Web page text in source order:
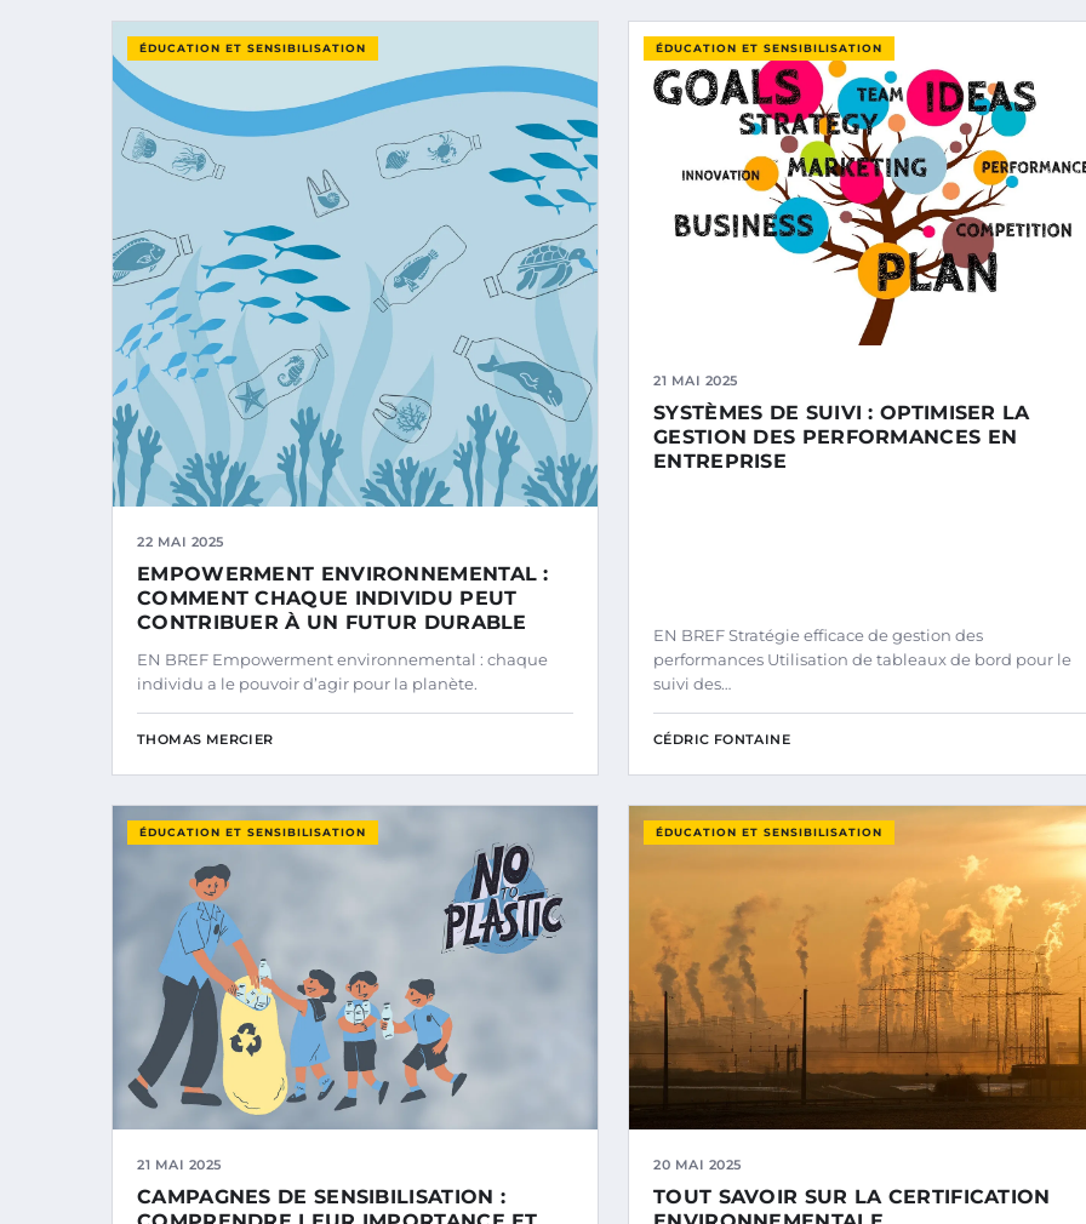
ÉDUCATION ET SENSIBILISATION
22 MAI 2025
EMPOWERMENT ENVIRONNEMENTAL :
COMMENT CHAQUE INDIVIDU PEUT
CONTRIBUER À UN FUTUR DURABLE
EN BREF Empowerment environnemental : chaque
individu a le pouvoir d’agir pour la planète.
THOMAS MERCIER
ÉDUCATION ET SENSIBILISATION
21 MAI 2025
SYSTÈMES DE SUIVI : OPTIMISER LA
GESTION DES PERFORMANCES EN
ENTREPRISE
EN BREF Stratégie efficace de gestion des
performances Utilisation de tableaux de bord pour le
suivi des…
CÉDRIC FONTAINE
ÉDUCATION ET SENSIBILISATION
21 MAI 2025
CAMPAGNES DE SENSIBILISATION :
ÉDUCATION ET SENSIBILISATION
20 MAI 2025
TOUT SAVOIR SUR LA CERTIFICATION